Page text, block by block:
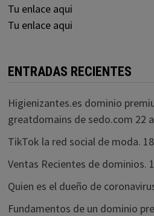
Tu enlace aqui
Tu enlace aqui
ENTRADAS RECIENTES
Higienizantes.es dominio
greatdomains de sedo.com 22
TikTok la red social de moda.
Ventas Recientes de dominios.
Quien es el dueño de
Fundamentos de un dominio